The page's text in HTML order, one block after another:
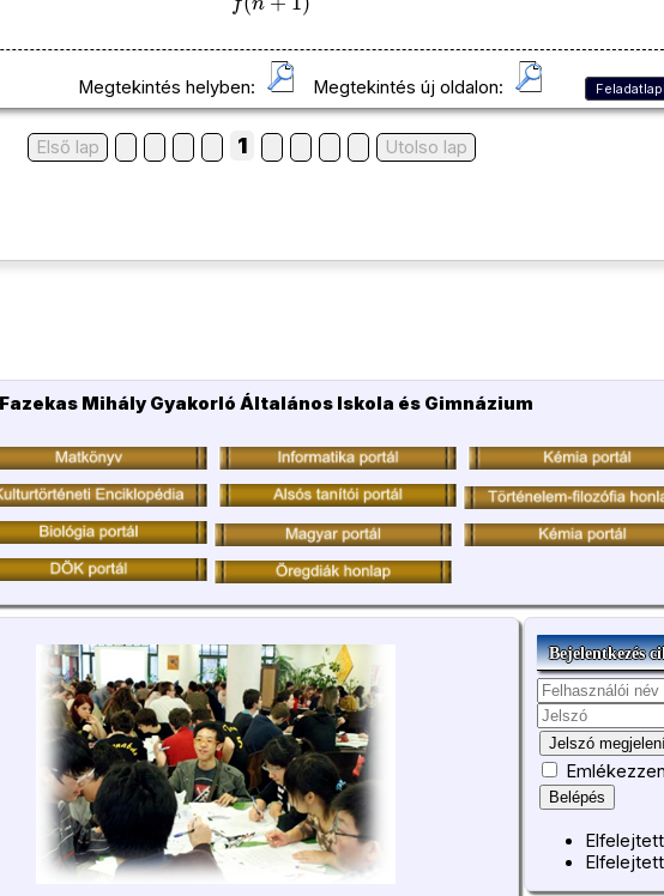
Megtekintés helyben: Megtekintés új oldalon:
Első lap 1 Utolso lap
Mihály Gyakorló Általános Iskola és Gimnázium
Bejelentkezés
Jelszó
Belépés